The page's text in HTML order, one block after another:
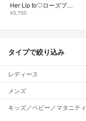
Her Lip to♡ローズブランシュボディクリーム
¥3,700
タイプで絞り込み
レディース
メンズ
キッズ／ベビー／マタニティ